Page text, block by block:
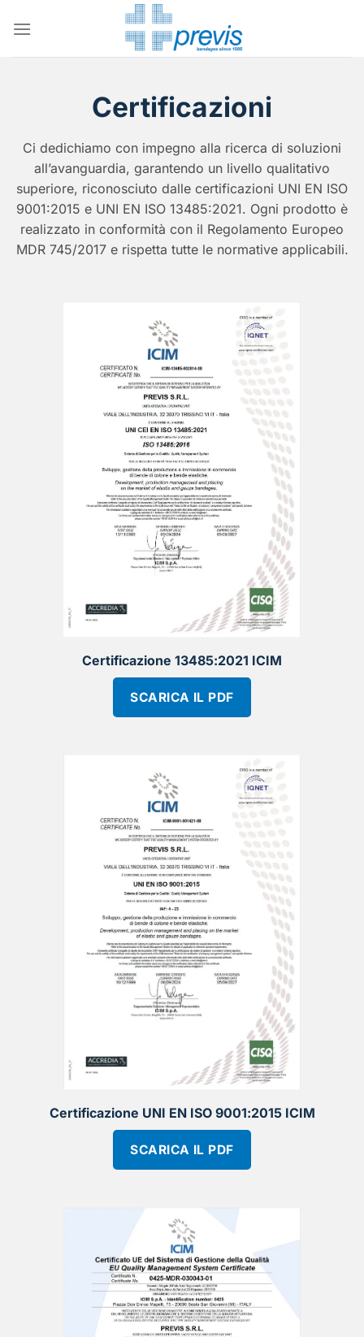
Certificazioni
Ci dedichiamo con impegno alla ricerca di soluzioni
all’avanguardia, garantendo un livello qualitativo
superiore, riconosciuto dalle certificazioni UNI EN ISO
9001:2015 e UNI EN ISO 13485:2021. Ogni prodotto è
realizzato in conformità con il Regolamento Europeo
MDR 745/2017 e rispetta tutte le normative applicabili.
Certificazione 13485:2021 ICIM
SCARICA IL PDF
Certificazione UNI EN ISO 9001:2015 ICIM
SCARICA IL PDF